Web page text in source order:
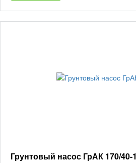
Грунтовый насос ГрАК 170/40-1